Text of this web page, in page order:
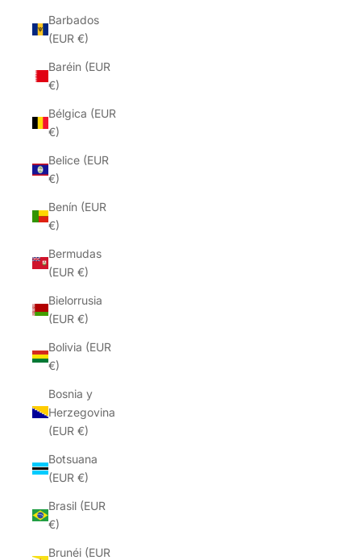
Barbados
(EUR €)
Baréin (EUR
€)
Bélgica (EUR
€)
Belice (EUR
€)
Benín (EUR
€)
Bermudas
(EUR €)
Bielorrusia
(EUR €)
Bolivia (EUR
€)
Bosnia y
Herzegovina
(EUR €)
Botsuana
(EUR €)
Brasil (EUR
€)
Brunéi (EUR